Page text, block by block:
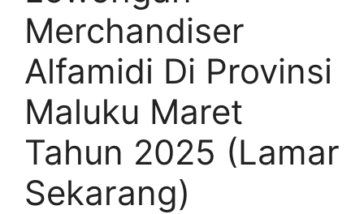
Merchandiser
Alfamidi Di Provinsi
Maluku Maret
Tahun 2025 (Lamar
Sekarang)